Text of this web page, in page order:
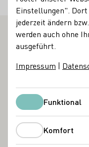
Einstellungen". Dort
jederzeit ändern
werden auch ohne
ausgeführt.
Impressum |
Funktional
Komfort